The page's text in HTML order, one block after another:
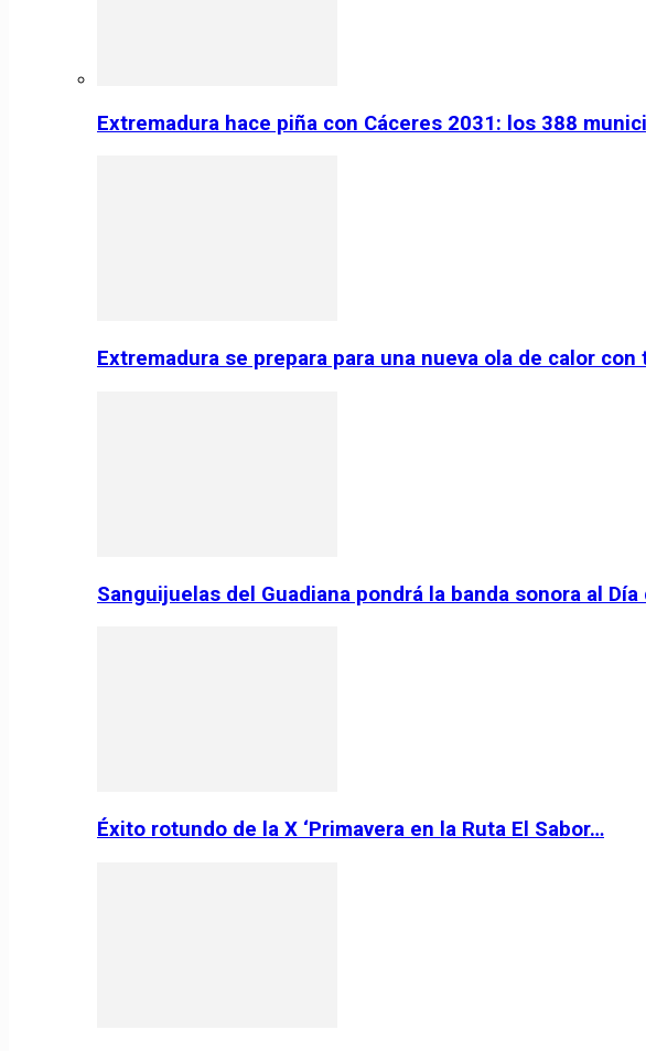
Extremadura hace piña con Cáceres 2031: los 388
Extremadura se prepara para una nueva ola de calor
Sanguijuelas del Guadiana pondrá la banda sonora al
Éxito rotundo de la X ‘Primavera en la Ruta El Sabor…